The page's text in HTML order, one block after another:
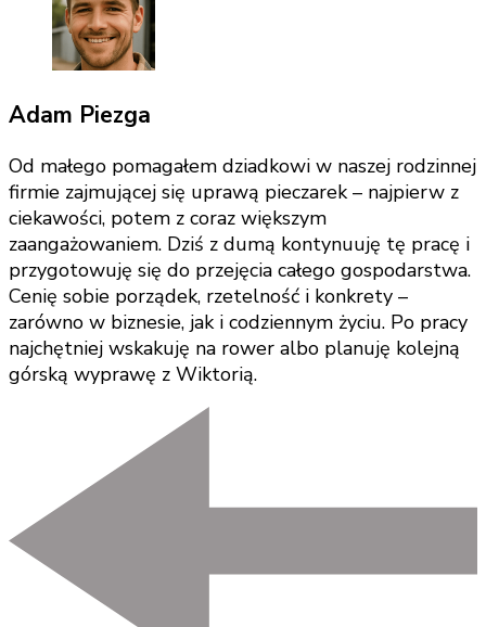
Adam Piezga
Od małego pomagałem dziadkowi w naszej rodzinnej
firmie zajmującej się uprawą pieczarek – najpierw z
ciekawości, potem z coraz większym
zaangażowaniem. Dziś z dumą kontynuuję tę pracę i
przygotowuję się do przejęcia całego gospodarstwa.
Cenię sobie porządek, rzetelność i konkrety –
zarówno w biznesie, jak i codziennym życiu. Po pracy
najchętniej wskakuję na rower albo planuję kolejną
górską wyprawę z Wiktorią.